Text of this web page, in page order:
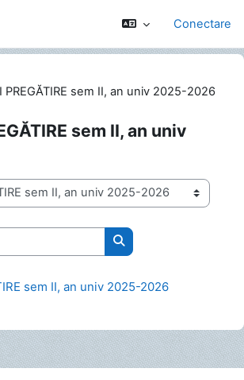
Conectare
PREGĂTIRE sem II, an univ 2025-2026
sem II, an univ
Caută cursuri
sem II, an univ 2025-2026